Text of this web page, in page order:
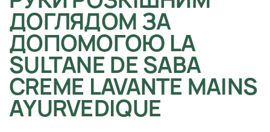
ДОГЛЯДОМ ЗА
ДОПОМОГОЮ LA
SULTANE DE SABA
CREME LAVANTE MAINS
AYURVEDIQUE